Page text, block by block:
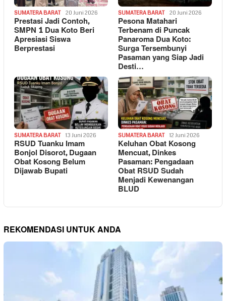
SUMATERA BARAT 20 Juni 2026
Prestasi Jadi Contoh,
SMPN 1 Dua Koto Beri
Apresiasi Siswa
Berprestasi
SUMATERA BARAT 20 Juni 2026
Pesona Matahari
Terbenam di Puncak
Panaroma Dua Koto:
Surga Tersembunyi
Pasaman yang Siap Jadi
Desti…
SUMATERA BARAT 13 Juni 2026
RSUD Tuanku Imam
Bonjol Disorot, Dugaan
Obat Kosong Belum
Dijawab Bupati
SUMATERA BARAT 12 Juni 2026
Keluhan Obat Kosong
Mencuat, Dinkes
Pasaman: Pengadaan
Obat RSUD Sudah
Menjadi Kewenangan
BLUD
REKOMENDASI UNTUK ANDA